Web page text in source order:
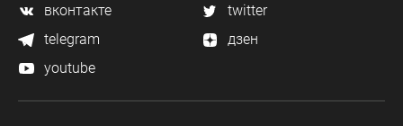
вконтакте
twitter
telegram
дзен
youtube